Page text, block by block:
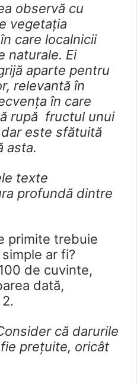
observă cu
vegetația
care localnicii
naturale. Ei
aparte pentru
relevantă în
în care
rupă fructul unui
este sfătuită
asta.
texte
profundă dintre
primite trebuie
ar fi?
de cuvinte,
dată,
că darurile
prețuite, oricât